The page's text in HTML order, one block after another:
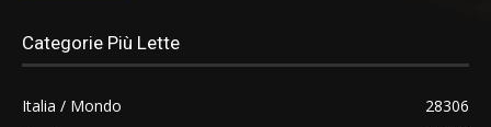
Categorie Più Lette
Italia / Mondo
28306